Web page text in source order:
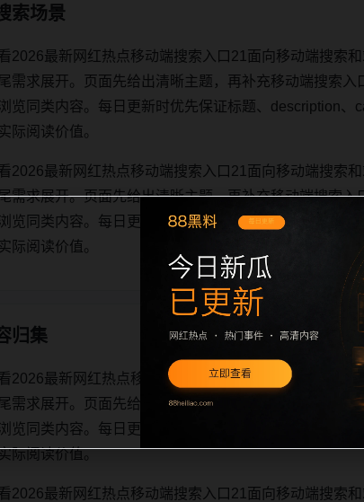
索场景
2026最新网红热点移动端搜索入口21面向移动端搜索
需求展开。页面先给出清晰主题，再补充移动端搜索
览同类内容。每日更新时优先保证标题、description
际阅读价值。
2026最新网红热点移动端搜索入口21面向移动端搜索
需求展开。页面先给出清晰主题，再补充移动端搜索
览同类内容。每日更新时优先保证标题、description
际阅读价值。
归集
2026最新网红热点移动端搜索入口21面向移动端搜索
需求展开。页面先给出清晰主题，再补充移动端搜索
览同类内容。每日更新时优先保证标题、description
际阅读价值。
2026最新网红热点移动端搜索入口21面向移动端搜索